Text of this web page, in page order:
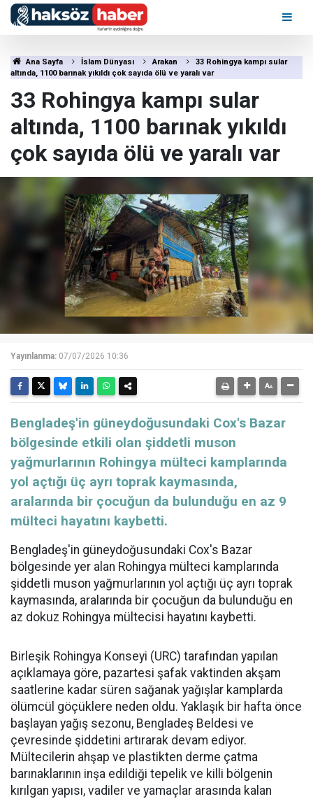
Ana Sayfa İslam Dünyası Arakan
33 Rohingya kampı sular
altında, 1100 barınak yıkıldı çok sayıda ölü ve yaralı var
33 Rohingya kampı sular
altında, 1100 barınak yıkıldı
çok sayıda ölü ve yaralı var
Yayınlanma: 07/07/2026 10:36
Bengladeş'in güneydoğusundaki Cox's Bazar
bölgesinde etkili olan şiddetli muson
yağmurlarının Rohingya mülteci kamplarında
yol açtığı üç ayrı toprak kaymasında,
aralarında bir çocuğun da bulunduğu en az 9
mülteci hayatını kaybetti.
Bengladeş'in güneydoğusundaki Cox's Bazar
bölgesinde yer alan Rohingya mülteci kamplarında
şiddetli muson yağmurlarının yol açtığı üç ayrı toprak
kaymasında, aralarında bir çocuğun da bulunduğu en
az dokuz Rohingya mültecisi hayatını kaybetti.
Birleşik Rohingya Konseyi (URC) tarafından yapılan
açıklamaya göre, pazartesi şafak vaktinden akşam
saatlerine kadar süren sağanak yağışlar kamplarda
ölümcül göçüklere neden oldu. Yaklaşık bir hafta önce
başlayan yağış sezonu, Bengladeş Beldesi ve
çevresinde şiddetini artırarak devam ediyor.
Mültecilerin ahşap ve plastikten derme çatma
barınaklarının inşa edildiği tepelik ve killi bölgenin
kırılgan yapısı, vadiler ve yamaçlar arasında kalan